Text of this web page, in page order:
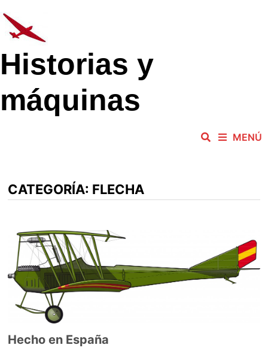
al
contenido
Historias y
máquinas
MENÚ
CATEGORÍA: FLECHA
Hecho en España